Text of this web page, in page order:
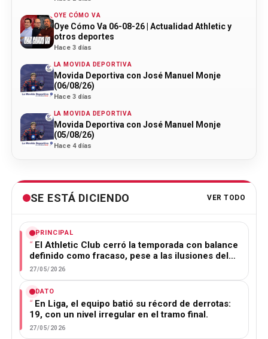
OYE CÓMO VA
Oye Cómo Va 06-08-26 | Actualidad Athletic y
otros deportes
Hace 3 días
LA MOVIDA DEPORTIVA
Movida Deportiva con José Manuel Monje
(06/08/26)
Hace 3 días
LA MOVIDA DEPORTIVA
Movida Deportiva con José Manuel Monje
(05/08/26)
Hace 4 días
SE ESTÁ DICIENDO VER TODO
PRINCIPAL
El Athletic Club cerró la temporada con balance
definido como fracaso, pese a las ilusiones del…
27/05/2026
DATO
En Liga, el equipo batió su récord de derrotas:
19, con un nivel irregular en el tramo final.
27/05/2026